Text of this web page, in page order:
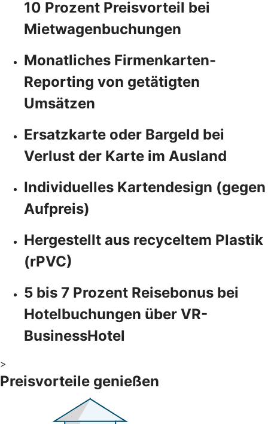
10 Prozent Preisvorteil bei
Mietwagenbuchungen
Monatliches Firmenkarten-
Reporting von getätigten
Umsätzen
Ersatzkarte oder Bargeld bei
Verlust der Karte im Ausland
Individuelles Kartendesign (gegen
Aufpreis)
Hergestellt aus recyceltem Plastik
(rPVC)
5 bis 7 Prozent Reisebonus bei
Hotelbuchungen über VR-
BusinessHotel
>
Preisvorteile genießen